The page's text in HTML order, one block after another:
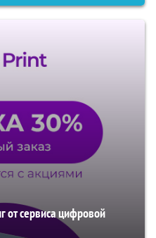
от сервиса цифровой